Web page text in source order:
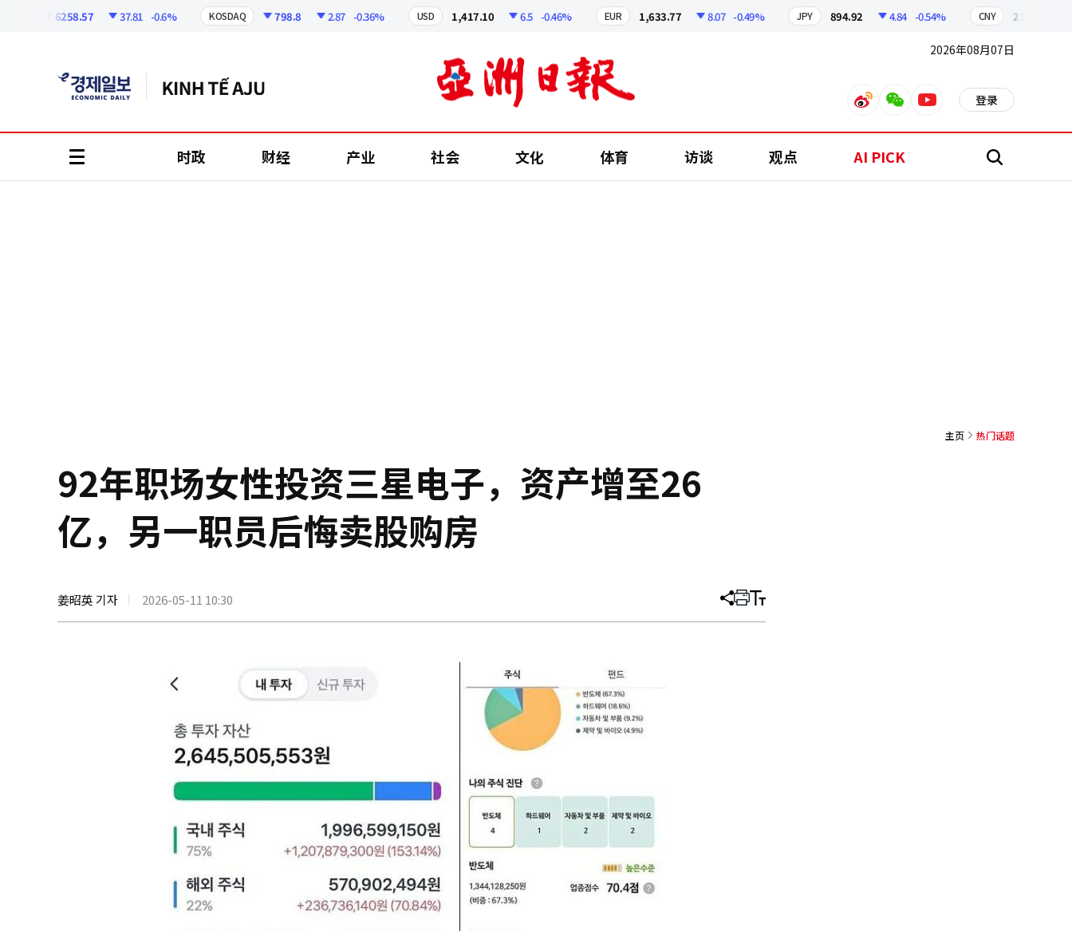
6258.57 37.81 -0.6% KOSDAQ 798.8 2.87 -0.36% USD 1,417.10 6.5 -0.46% EUR 1,633.77 8.07 -0.49% JPY 894.92 4.84 -0.54% CNY 210.03
2026年08月07日
weiboweixinyoutube 登录
时政 财经 产业 社会 文化 体育 访谈 观点 AI PICK 搜
主页 热门话题
92年职场女性投资三星电子，资产增至26
亿，另一职员后悔卖股购房
姜昭英 기자 2026-05-11 10:30 分
文
打 调
大